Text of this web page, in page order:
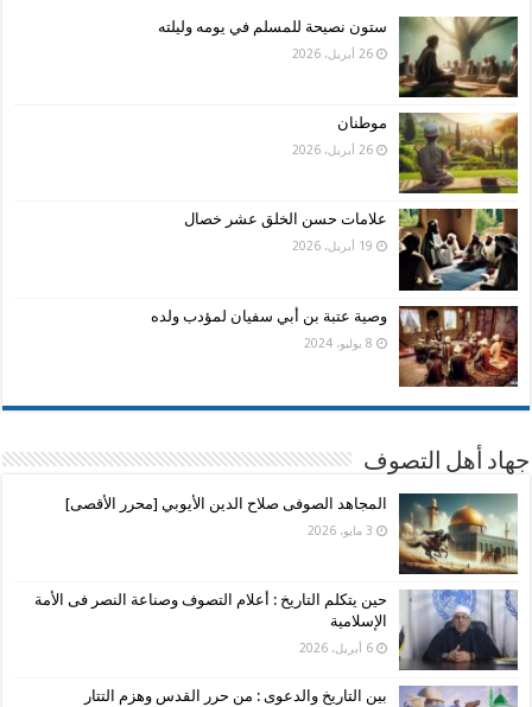
ستون نصيحة للمسلم في يومه وليلته
26 أبريل، 2026
موطنان
26 أبريل، 2026
علامات حسن الخلق عشر خصال
19 أبريل، 2026
وصية عتبة بن أبي سفيان لمؤدب ولده
8 يوليو، 2024
جهاد أهل التصوف
المجاهد الصوفى صلاح الدين الأيوبي [محرر الأقصى]
3 مايو، 2026
حين يتكلم التاريخ : أعلام التصوف وصناعة النصر فى الأمة
الإسلامية
6 أبريل، 2026
بين التاريخ والدعوى : من حرر القدس وهزم التتار